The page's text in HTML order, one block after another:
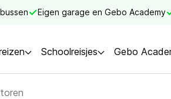
Eigen garage en Gebo Academy
Schoolreisjes Gebo